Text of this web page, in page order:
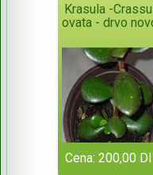
Krasula -
ovata - drvo
Cena: 200,00